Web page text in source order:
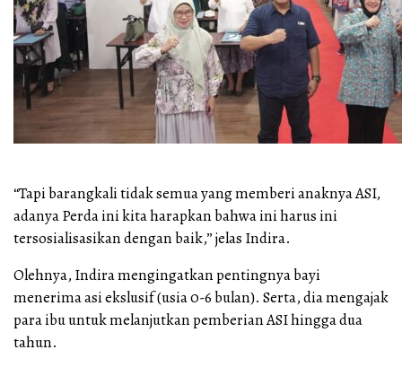
“Tapi barangkali tidak semua yang memberi anaknya ASI,
adanya Perda ini kita harapkan bahwa ini harus ini
tersosialisasikan dengan baik,” jelas Indira.
Olehnya, Indira mengingatkan pentingnya bayi
menerima asi ekslusif (usia 0-6 bulan). Serta, dia mengajak
para ibu untuk melanjutkan pemberian ASI hingga dua
tahun.